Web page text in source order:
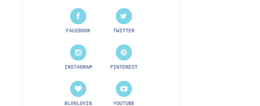
FACEBOOK TWITTER
INSTAGRAM PINTEREST
BLOGLOVIN YOUTUBE